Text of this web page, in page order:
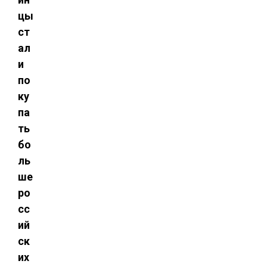
цы
ст
ал
и
по
ку
па
ть
бо
ль
ше
ро
сс
ий
ск
их